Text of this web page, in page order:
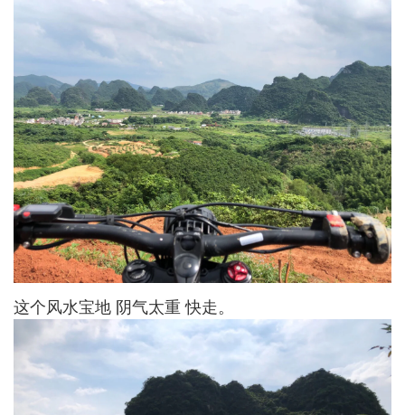
这个风水宝地 阴气太重 快走。